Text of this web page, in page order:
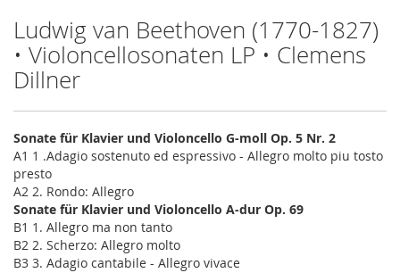
Ludwig van Beethoven (1770-1827)
• Violoncellosonaten LP • Clemens
Dillner
Sonate für Klavier und Violoncello G-moll Op. 5 Nr. 2
A1 1 .Adagio sostenuto ed espressivo - Allegro molto piu tosto
presto
A2 2. Rondo: Allegro
Sonate für Klavier und Violoncello A-dur Op. 69
B1 1. Allegro ma non tanto
B2 2. Scherzo: Allegro molto
B3 3. Adagio cantabile - Allegro vivace